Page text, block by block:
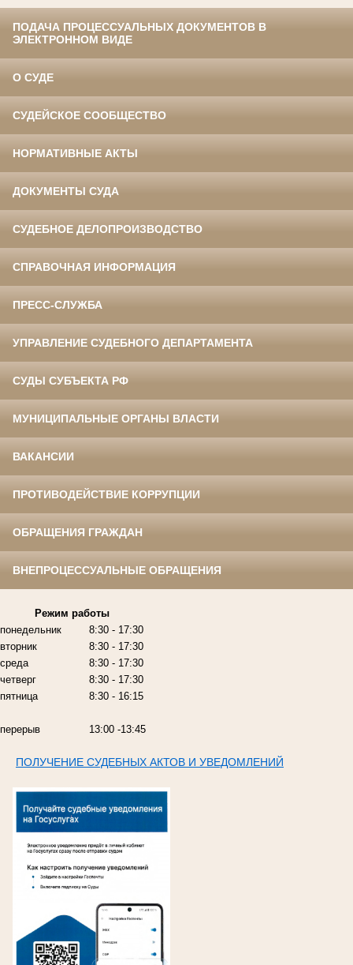
ПОДАЧА ПРОЦЕССУАЛЬНЫХ ДОКУМЕНТОВ В
ЭЛЕКТРОННОМ ВИДЕ
О СУДЕ
СУДЕЙСКОЕ СООБЩЕСТВО
НОРМАТИВНЫЕ АКТЫ
ДОКУМЕНТЫ СУДА
СУДЕБНОЕ ДЕЛОПРОИЗВОДСТВО
СПРАВОЧНАЯ ИНФОРМАЦИЯ
ПРЕСС-СЛУЖБА
УПРАВЛЕНИЕ СУДЕБНОГО ДЕПАРТАМЕНТА
СУДЫ СУБЪЕКТА РФ
МУНИЦИПАЛЬНЫЕ ОРГАНЫ ВЛАСТИ
ВАКАНСИИ
ПРОТИВОДЕЙСТВИЕ КОРРУПЦИИ
ОБРАЩЕНИЯ ГРАЖДАН
ВНЕПРОЦЕССУАЛЬНЫЕ ОБРАЩЕНИЯ
Режим работы
понедельник
вторник
среда
четверг
пятница
перерыв
8:30 - 17:30
8:30 - 17:30
8:30 - 17:30
8:30 - 17:30
8:30 - 16:15
13:00 -13:45
ПОЛУЧЕНИЕ СУДЕБНЫХ АКТОВ И УВЕДОМЛЕНИЙ